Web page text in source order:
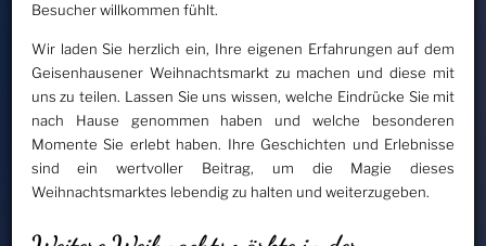
Besucher willkommen fühlt.
Wir laden Sie herzlich ein, Ihre eigenen Erfahrungen auf dem
Geisenhausener Weihnachtsmarkt zu machen und diese mit
uns zu teilen. Lassen Sie uns wissen, welche Eindrücke Sie mit
nach Hause genommen haben und welche besonderen
Momente Sie erlebt haben. Ihre Geschichten und Erlebnisse
sind ein wertvoller Beitrag, um die Magie dieses
Weihnachtsmarktes lebendig zu halten und weiterzugeben.